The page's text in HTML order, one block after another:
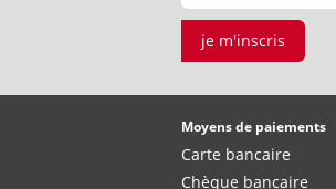
je m'inscris
Moyens de paiements
Carte bancaire
Chèque bancaire